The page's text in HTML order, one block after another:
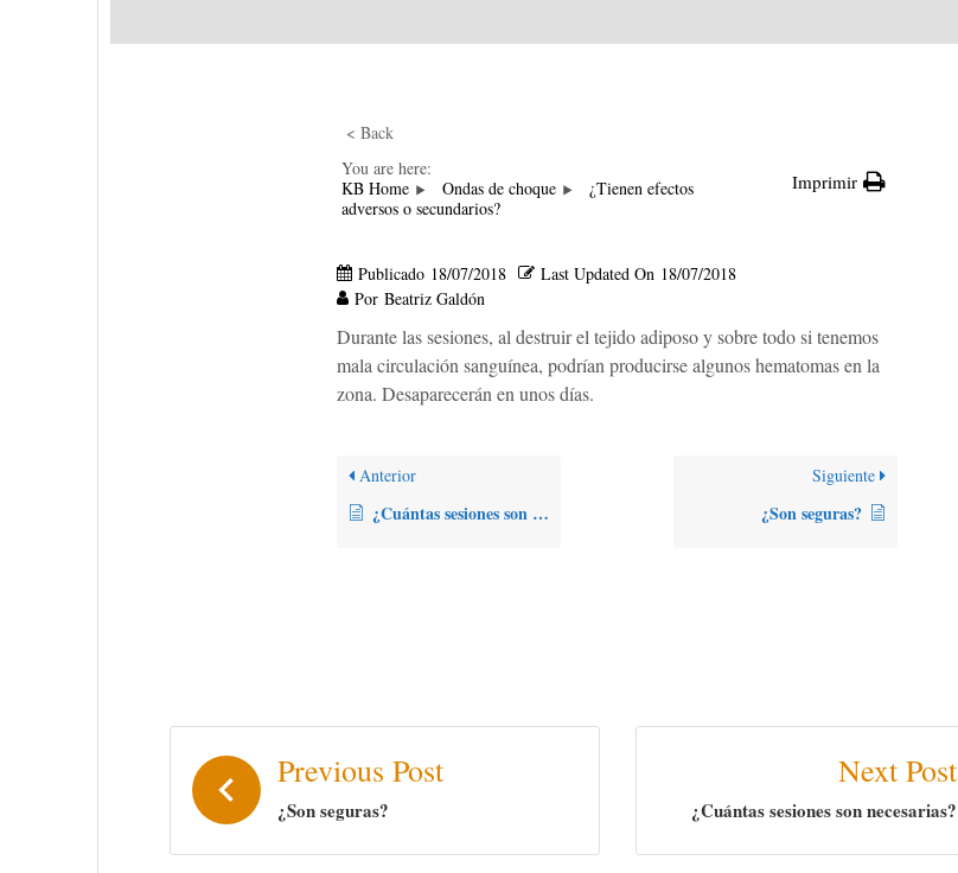
< Back
You are here:
KB Home
Ondas de choque
¿Tienen efectos
adversos o secundarios?
Imprimir
Publicado 18/07/2018 Last Updated On 18/07/2018
Por Beatriz Galdón
Durante las sesiones, al destruir el tejido adiposo y sobre todo si tenemos
mala circulación sanguínea, podrían producirse algunos hematomas en la
zona. Desaparecerán en unos días.
Anterior
¿Cuántas sesiones son necesarias?
Siguiente
¿Son seguras?
Previous Post
¿Son seguras?
Next Post
¿Cuántas sesiones son necesarias?